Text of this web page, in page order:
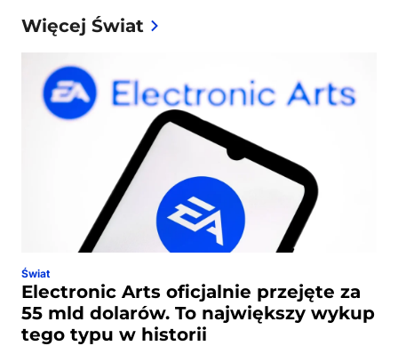
Więcej Świat
Świat
Electronic Arts oficjalnie przejęte za
55 mld dolarów. To największy wykup
tego typu w historii